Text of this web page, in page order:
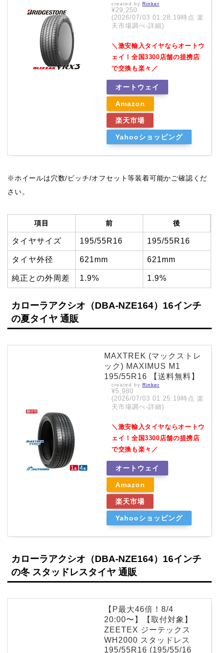
created by Rinker
¥29,250
(2026/07/03 01:28:19時点 楽
天市場調べ-詳細)
＼激安輸入タイヤならオートウ
ェイ！全国3300店舗の提携店
で交換も楽々／
オートウェイ
Amazon
楽天市場
Yahooショッピング
※ホイールは穴数/ピッチ/オフセット等装着可能かご確認くだ
さい。
項目 前 後
タイヤサイズ 195/55R16 195/55R16
タイヤ外径 621mm 621mm
純正との外周差 1.9% 1.9%
カローラアクシオ（DBA-NZE164）16インチ
の夏タイヤ 通販
MAXTREK (マックストレ
ック) MAXIMUS M1
195/55R16 【送料無料】
created by Rinker
¥5,980
(2026/07/03 01:25:19時点 楽
天市場調べ-詳細)
＼激安輸入タイヤならオートウ
ェイ！全国3300店舗の提携店
で交換も楽々／
オートウェイ
Amazon
楽天市場
Yahooショッピング
カローラアクシオ（DBA-NZE164）16インチ
の冬 スタッドレスタイヤ 通販
【P最大46倍！8/4
20:00〜】【取付対象】
ZEETEX ジーテックス
WH2000 スタッドレス
195/55R16 (195/55/16